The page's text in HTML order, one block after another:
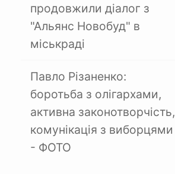
продовжили діалог з
"Альянс Новобуд" в
міськраді
Павло Різаненко:
боротьба з олігархами,
активна законотворчість,
комунікація з виборцями
- ФОТО